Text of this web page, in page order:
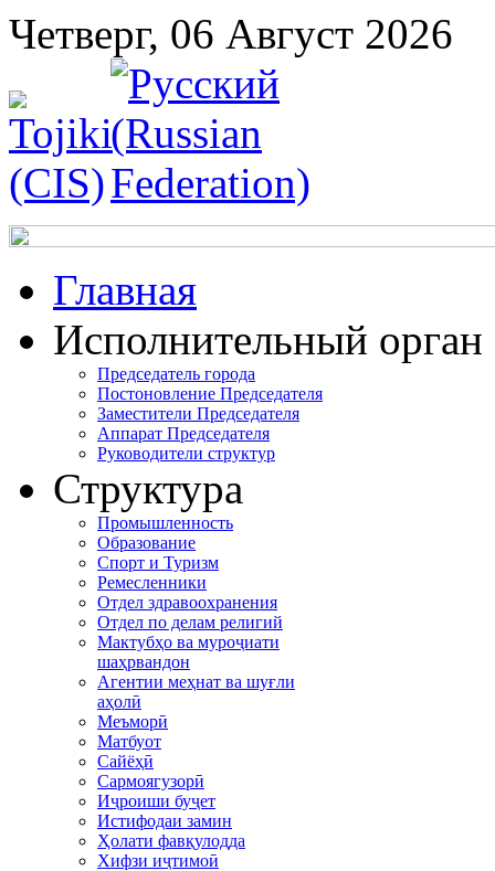
Четверг, 06 Август 2026
Главная
Исполнительный орган
Председатель города
Постоновление Председателя
Заместители Председателя
Аппарат Председателя
Руководители структур
Структура
Промышленность
Образование
Спорт и Туризм
Ремесленники
Отдел здравоохранения
Отдел по делам религий
Мактубҳо ва муроҷиати
шаҳрвандон
Агентии меҳнат ва шуғли
аҳолӣ
Меъморӣ
Матбуот
Сайёҳӣ
Сармоягузорӣ
Иҷроиши буҷет
Истифодаи замин
Ҳолати фавқулодда
Хифзи иҷтимоӣ